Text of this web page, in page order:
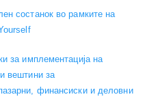
состанок во рамките на
за имплементација на
вештини за
финансиски и деловни